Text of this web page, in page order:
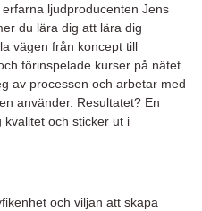
ljudproducenten Jens
du lära dig att lära dig
vägen från koncept till
förinspelade kurser på nätet
av processen och arbetar med
använder. Resultatet? En
kvalitet och sticker ut i
och viljan att skapa